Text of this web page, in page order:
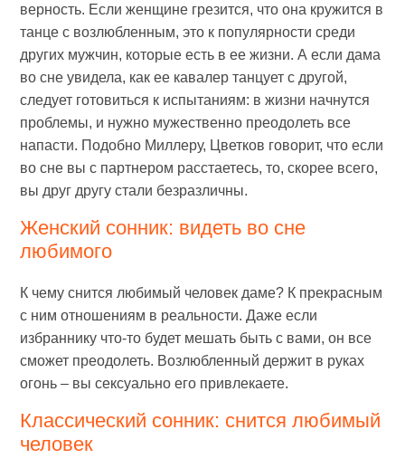
верность. Если женщине грезится, что она кружится в
танце с возлюбленным, это к популярности среди
других мужчин, которые есть в ее жизни. А если дама
во сне увидела, как ее кавалер танцует с другой,
следует готовиться к испытаниям: в жизни начнутся
проблемы, и нужно мужественно преодолеть все
напасти. Подобно Миллеру, Цветков говорит, что если
во сне вы с партнером расстаетесь, то, скорее всего,
вы друг другу стали безразличны.
Женский сонник: видеть во сне
любимого
К чему снится любимый человек даме? К прекрасным
с ним отношениям в реальности. Даже если
избраннику что-то будет мешать быть с вами, он все
сможет преодолеть. Возлюбленный держит в руках
огонь – вы сексуально его привлекаете.
Классический сонник: снится любимый
человек